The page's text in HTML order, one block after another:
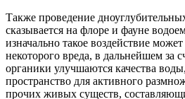
Также проведение
сказывается на флоре и фауне
изначально такое воздействие
некоторого вреда, в дальнейшем за
органики улучшаются качества
пространство для активного
прочих живых существ,